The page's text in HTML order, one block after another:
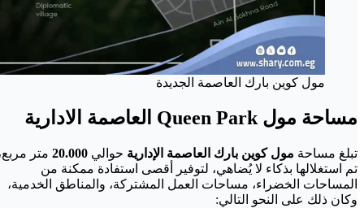
مول كوين بارك العاصمة الجديدة
مساحة مول Queen Park العاصمة الادارية
تبلغ مساحةمول كوين بارك العاصمة الإداريةحوالي 20.000 متر مربع،
تم استغلالها بذكاء لا يُضاهي، لتوفير أقصى استفادة ممكنة من
المساحات الخضراء، مساحات العمل المشتركة، والمناطق الخدمية،
وكان ذلك على النحو التالي: